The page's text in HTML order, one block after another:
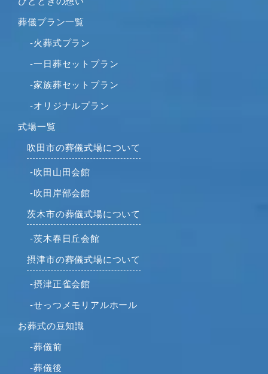
2022年8月
2022年7月
2022年6月
2022年5月
2022年1月
2021年12月
2021年11月
2021年10月
2021年9月
2021年8月
2021年7月
2021年6月
2021年5月
2021年4月
2021年1月
2020年12月
2020年11月
葬儀プラン一覧
-火葬式プラン
-一日葬セットプラン
-家族葬セットプラン
-オリジナルプラン
式場一覧
吹田市の葬儀式場について
-吹田山田会館
-吹田岸部会館
茨木市の葬儀式場について
-茨木春日丘会館
摂津市の葬儀式場について
-摂津正雀会館
-せっつメモリアルホール
お葬式の豆知識
-葬儀前
-葬儀後